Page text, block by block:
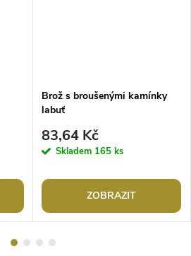
Brož s broušenými kamínky
labuť
83,64 Kč
Skladem 165 ks
ZOBRAZIT